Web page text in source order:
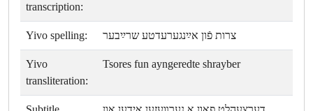
transcription:
Yivo spelling: צרות פֿון אײַנגערעדטע שרײַבער
Yivo
transliteration:
Tsores fun ayngeredte shrayber